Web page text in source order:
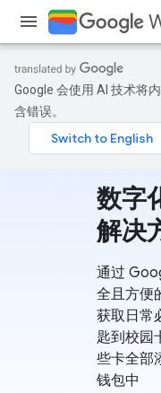
Google 会使用 AI 技术将
含错误。
数字
解决
通过
全且方便
获取日常
匙到校园
些卡全部
钱包中